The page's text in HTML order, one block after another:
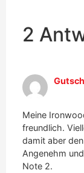
2
Meine
freundlich.
damit aber
Angenehm
Note 2.